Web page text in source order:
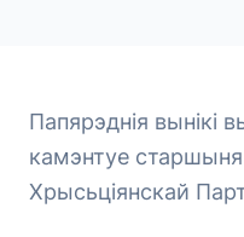
Папярэднія вынікі
камэнтуе
Хрысьціянскай